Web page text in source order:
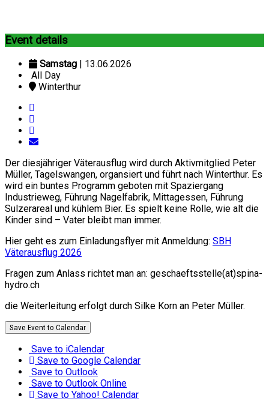
Event details
Samstag | 13.06.2026
All Day
Winterthur
Der diesjähriger Väterausflug wird durch Aktivmitglied Peter
Müller, Tagelswangen, organsiert und führt nach Winterthur. Es
wird ein buntes Programm geboten mit Spaziergang
Industrieweg, Führung Nagelfabrik, Mittagessen, Führung
Sulzerareal und kühlem Bier. Es spielt keine Rolle, wie alt die
Kinder sind – Vater bleibt man immer.
Hier geht es zum Einladungsflyer mit Anmeldung: SBH
Väterausflug 2026
Fragen zum Anlass richtet man an: geschaeftsstelle(at)spina-
hydro.ch
die Weiterleitung erfolgt durch Silke Korn an Peter Müller.
Save Event to Calendar
Save to iCalendar
Save to Google Calendar
Save to Outlook
Save to Outlook Online
Save to Yahoo! Calendar